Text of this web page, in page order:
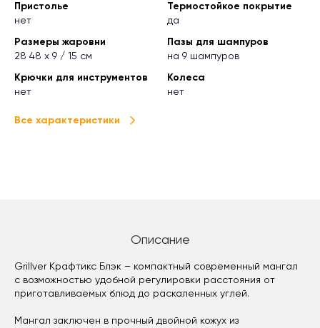
Пристолье
нет
Термостойкое покрытие
да
Размеры жаровни
28 48 х 9 / 15 см
Пазы для шампуров
на 9 шампуров
Крючки для инструментов
нет
Колеса
нет
Все характеристики
Описание
Grillver Крафтикс Блэк – компактный современный мангал
с возможностью удобной регулировки расстояния от
приготавливаемых блюд до раскаленных углей.
Мангал заключен в прочный двойной кожух из